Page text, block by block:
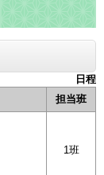
日程
担当班
1班